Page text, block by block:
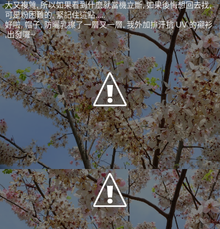
大又複雜, 所以如果看到什麼就當機立斷, 如果後悔想回去找,
可是粉困難的, 緊記住這點.....
好啦, 帽子, 防曬乳擦了一層又一層, 我外加排汗抗 UV 的襯衫
,出發囉~